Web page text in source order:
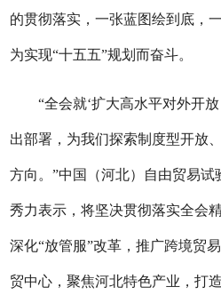
的贯彻落实，一张蓝图绘到底，
为实现“十五五”规划而奋斗。
“全会就‘扩大高水平对外开放
出部署，为我们探索制度型开放
方向。”中国（河北）自由贸易
秀力表示，将坚决贯彻落实全会
深化“放管服”改革，推广跨境贸
贸中心，聚焦河北特色产业，打